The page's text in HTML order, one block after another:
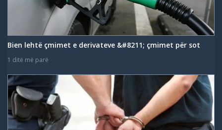
Bien lehtë çmimet e derivateve &#8211; çmimet për sot
1 ditë më parë